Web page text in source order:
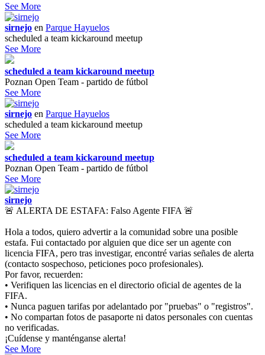
See More
sirnejo en Parque Hayuelos
scheduled a team kickaround meetup
See More
scheduled a team kickaround meetup
Poznan Open Team - partido de fútbol
See More
sirnejo en Parque Hayuelos
scheduled a team kickaround meetup
See More
scheduled a team kickaround meetup
Poznan Open Team - partido de fútbol
See More
sirnejo
🚨 ALERTA DE ESTAFA: Falso Agente FIFA 🚨
Hola a todos, quiero advertir a la comunidad sobre una posible
estafa. Fui contactado por alguien que dice ser un agente con
licencia FIFA, pero tras investigar, encontré varias señales de alerta
(contacto sospechoso, peticiones poco profesionales).
Por favor, recuerden:
• Verifiquen las licencias en el directorio oficial de agentes de la
FIFA.
• Nunca paguen tarifas por adelantado por "pruebas" o "registros".
• No compartan fotos de pasaporte ni datos personales con cuentas
no verificadas.
¡Cuídense y manténganse alerta!
See More